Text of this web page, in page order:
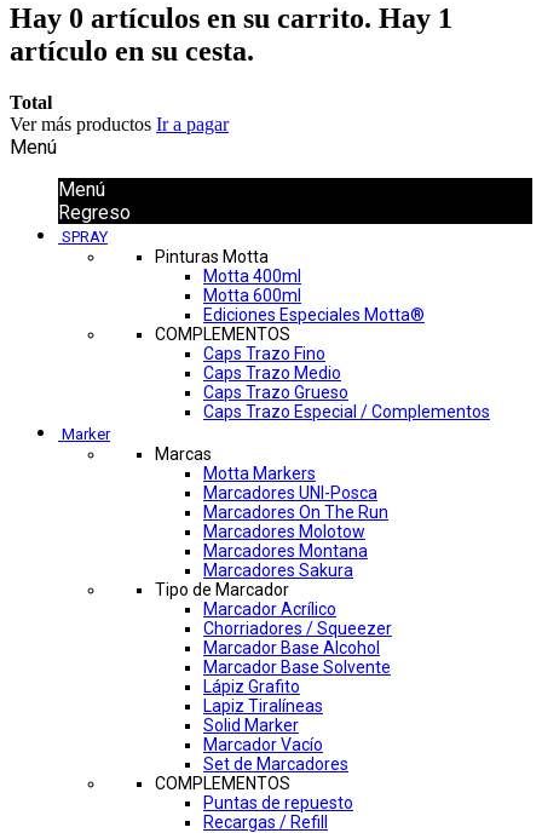
Hay 0 artículos en su carrito. Hay 1
artículo en su cesta.
Total
Ver más productos Ir a pagar
Menú
Menú
Regreso
SPRAY
Pinturas Motta
Motta 400ml
Motta 600ml
Ediciones Especiales Motta®
COMPLEMENTOS
Caps Trazo Fino
Caps Trazo Medio
Caps Trazo Grueso
Caps Trazo Especial / Complementos
Marker
Marcas
Motta Markers
Marcadores UNI-Posca
Marcadores On The Run
Marcadores Molotow
Marcadores Montana
Marcadores Sakura
Tipo de Marcador
Marcador Acrílico
Chorriadores / Squeezer
Marcador Base Alcohol
Marcador Base Solvente
Lápiz Grafito
Lapiz Tiralíneas
Solid Marker
Marcador Vacío
Set de Marcadores
COMPLEMENTOS
Puntas de repuesto
Recargas / Refill